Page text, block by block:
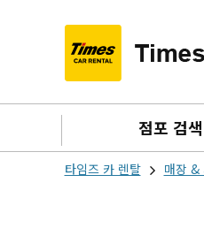
점포 검색
타임즈 카 렌탈 매장 &